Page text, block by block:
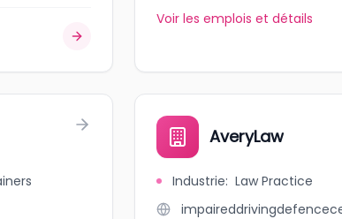
Voir les emplois et détails
AveryLaw
Industrie: Law Practice